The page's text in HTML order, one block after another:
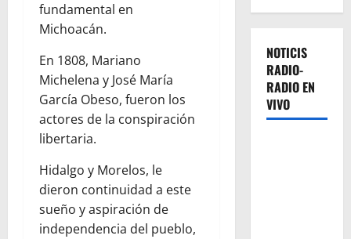
fundamental en
Michoacán.
En 1808, Mariano
Michelena y José María
García Obeso, fueron los
actores de la conspiración
libertaria.
Hidalgo y Morelos, le
dieron continuidad a este
sueño y aspiración de
independencia del pueblo,
NOTICIS
RADIO-
RADIO EN
VIVO